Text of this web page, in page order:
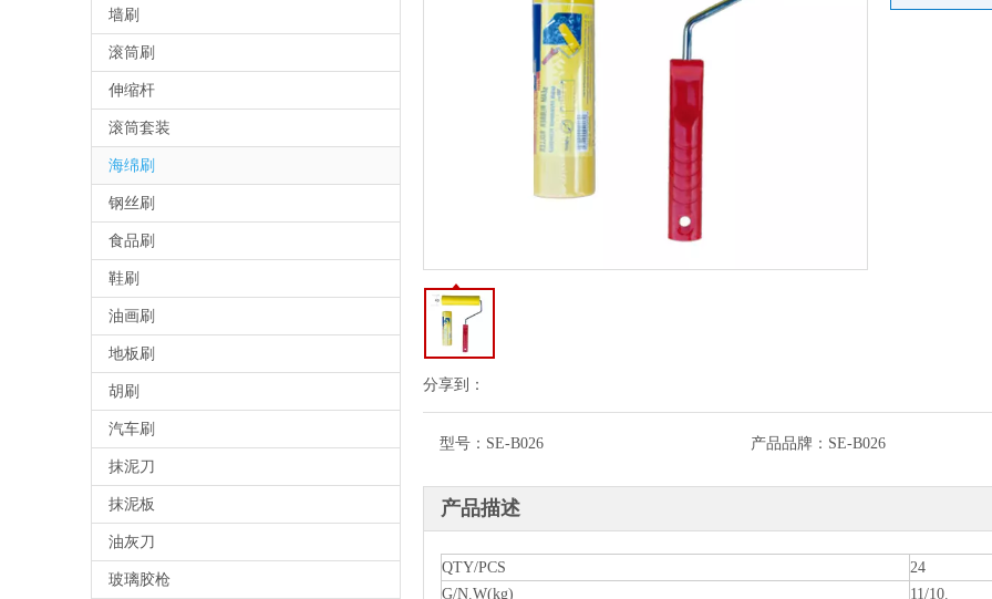
墙刷
滚筒刷
伸缩杆
滚筒套装
海绵刷
钢丝刷
食品刷
鞋刷
油画刷
地板刷
胡刷
汽车刷
抹泥刀
抹泥板
油灰刀
玻璃胶枪
分享到：
型号： SE-B026 产品品牌： SE-B026
产品描述
QTY/PCS
24
G/N.W(kg)
11/10.